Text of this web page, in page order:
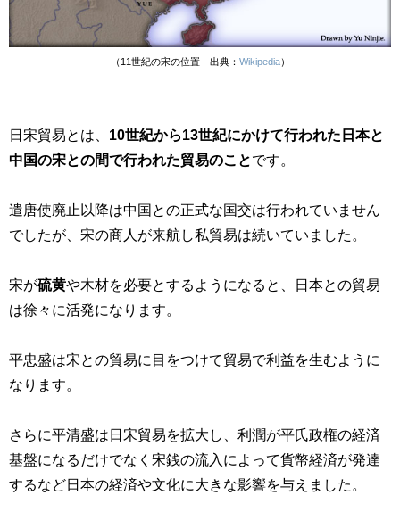
（11世紀の宋の位置 出典： Wikipedia）
日宋貿易とは、 10世紀から13世紀にかけて行われた日本と
中国の宋との間で行われた貿易のことです。
遣唐使廃止以降は中国との正式な国交は行われていません
でしたが、宋の商人が来航し私貿易は続いていました。
宋が硫黄や木材を必要とするようになると、日本との貿易
は徐々に活発になります。
平忠盛は宋との貿易に目をつけて貿易で利益を生むように
なります。
さらに平清盛は日宋貿易を拡大し、利潤が平氏政権の経済
基盤になるだけでなく宋銭の流入によって貨幣経済が発達
するなど日本の経済や文化に大きな影響を与えました。